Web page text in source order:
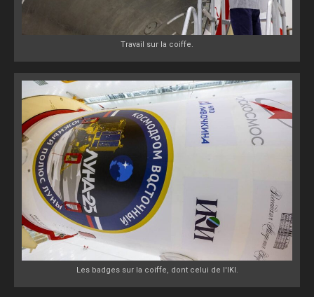
Travail sur la coiffe.
Les badges sur la coiffe, dont celui de l'IKI.